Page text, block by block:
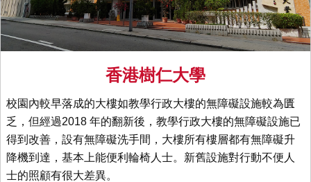
香港樹仁大學
校園內較早落成的大樓如教學行政大樓的無障礙設施較為匱
乏，但經過2018 年的翻新後，教學行政大樓的無障礙設施已
得到改善，設有無障礙洗手間，大樓所有樓層都有無障礙升
降機到達，基本上能便利輪椅人士。新舊設施對行動不便人
士的照顧有很大差異。